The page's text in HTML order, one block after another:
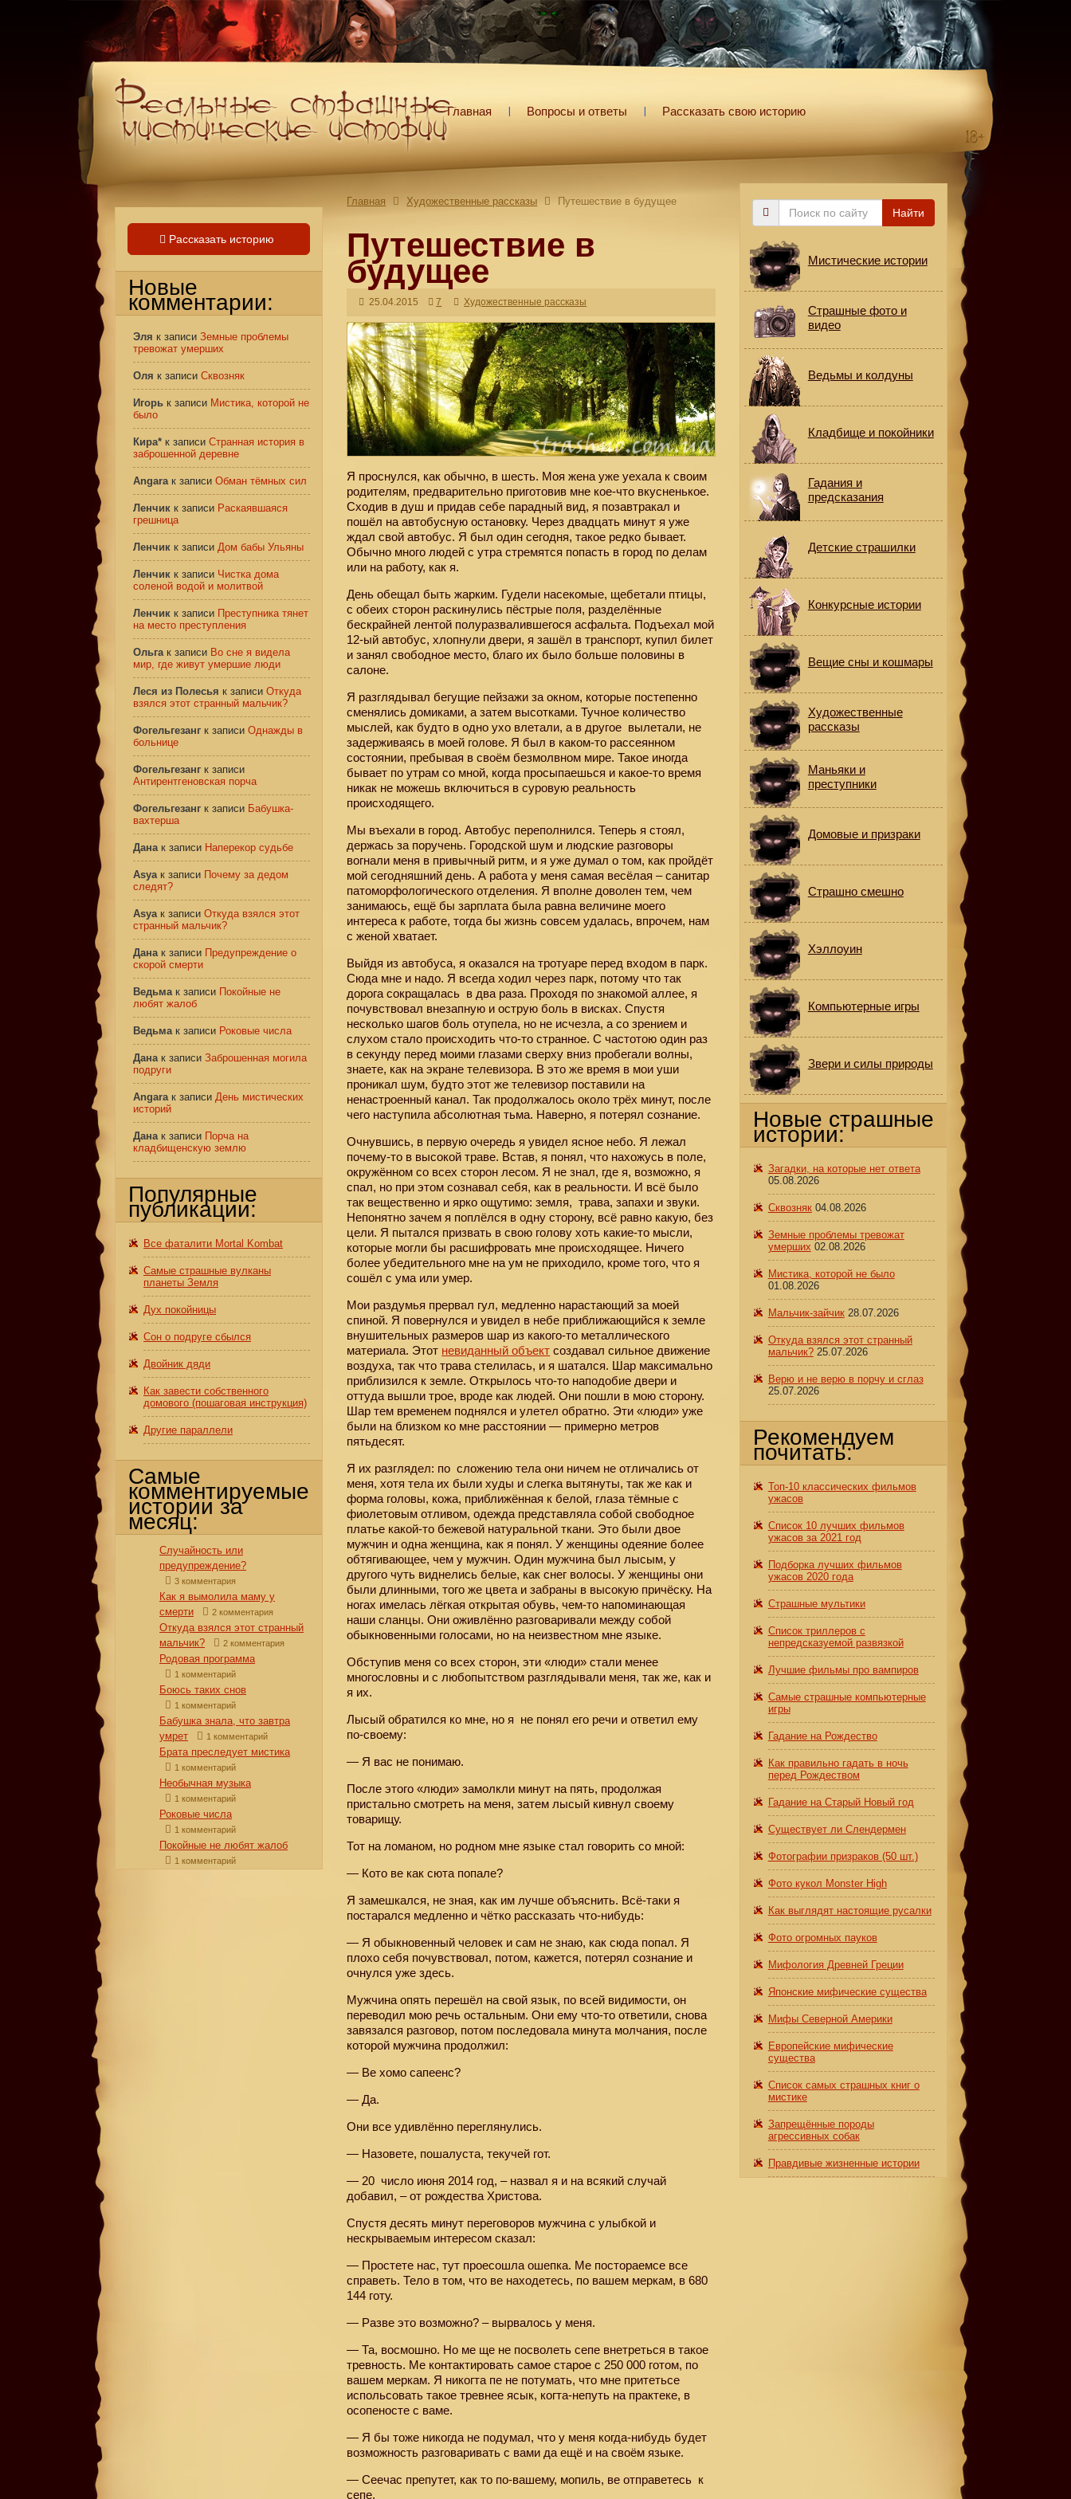
Главная Вопросы и ответы Рассказать свою историю
Главная Художественные рассказы Путешествие в будущее
Путешествие в
будущее
25.04.2015 7 Художественные рассказы
Я проснулся, как обычно, в шесть. Моя жена уже уехала к своим
родителям, предварительно приготовив мне кое-что вкусненькое.
Сходив в душ и придав себе парадный вид, я позавтракал и
пошёл на автобусную остановку. Через двадцать минут я уже
ждал свой автобус. Я был один сегодня, такое редко бывает.
Обычно много людей с утра стремятся попасть в город по делам
или на работу, как я.
День обещал быть жарким. Гудели насекомые, щебетали птицы,
с обеих сторон раскинулись пёстрые поля, разделённые
бескрайней лентой полуразвалившегося асфальта. Подъехал мой
12-ый автобус, хлопнули двери, я зашёл в транспорт, купил билет
и занял свободное место, благо их было больше половины в
салоне.
Я разглядывал бегущие пейзажи за окном, которые постепенно
сменялись домиками, а затем высотками. Тучное количество
мыслей, как будто в одно ухо влетали, а в другое вылетали, не
задерживаясь в моей голове. Я был в каком-то рассеянном
состоянии, пребывая в своём безмолвном мире. Такое иногда
бывает по утрам со мной, когда просыпаешься и какое-то время
никак не можешь включиться в суровую реальность
происходящего.
Мы въехали в город. Автобус переполнился. Теперь я стоял,
держась за поручень. Городской шум и людские разговоры
вогнали меня в привычный ритм, и я уже думал о том, как пройдёт
мой сегодняшний день. А работа у меня самая весёлая – санитар
патоморфологического отделения. Я вполне доволен тем, чем
занимаюсь, ещё бы зарплата была равна величине моего
интереса к работе, тогда бы жизнь совсем удалась, впрочем, нам
с женой хватает.
Выйдя из автобуса, я оказался на тротуаре перед входом в парк.
Сюда мне и надо. Я всегда ходил через парк, потому что так
дорога сокращалась в два раза. Проходя по знакомой аллее, я
почувствовал внезапную и острую боль в висках. Спустя
несколько шагов боль отупела, но не исчезла, а со зрением и
слухом стало происходить что-то странное. С частотою один раз
в секунду перед моими глазами сверху вниз пробегали волны,
знаете, как на экране телевизора. В это же время в мои уши
проникал шум, будто этот же телевизор поставили на
ненастроенный канал. Так продолжалось около трёх минут, после
чего наступила абсолютная тьма. Наверно, я потерял сознание.
Очнувшись, в первую очередь я увидел ясное небо. Я лежал
почему-то в высокой траве. Встав, я понял, что нахожусь в поле,
окружённом со всех сторон лесом. Я не знал, где я, возможно, я
спал, но при этом сознавал себя, как в реальности. И всё было
так вещественно и ярко ощутимо: земля, трава, запахи и звуки.
Непонятно зачем я поплёлся в одну сторону, всё равно какую, без
цели. Я пытался призвать в свою голову хоть какие-то мысли,
которые могли бы расшифровать мне происходящее. Ничего
более убедительного мне на ум не приходило, кроме того, что я
сошёл с ума или умер.
Мои раздумья прервал гул, медленно нарастающий за моей
спиной. Я повернулся и увидел в небе приближающийся к земле
внушительных размеров шар из какого-то металлического
материала. Этот невиданный объект создавал сильное движение
воздуха, так что трава стелилась, и я шатался. Шар максимально
приблизился к земле. Открылось что-то наподобие двери и
оттуда вышли трое, вроде как людей. Они пошли в мою сторону.
Шар тем временем поднялся и улетел обратно. Эти «люди» уже
были на близком ко мне расстоянии — примерно метров
пятьдесят.
Я их разглядел: по сложению тела они ничем не отличались от
меня, хотя тела их были худы и слегка вытянуты, так же как и
форма головы, кожа, приближённая к белой, глаза тёмные с
фиолетовым отливом, одежда представляла собой свободное
платье какой-то бежевой натуральной ткани. Это были двое
мужчин и одна женщина, как я понял. У женщины одеяние более
обтягивающее, чем у мужчин. Один мужчина был лысым, у
другого чуть виднелись белые, как снег волосы. У женщины они
были длинными, того же цвета и забраны в высокую причёску. На
ногах имелась лёгкая открытая обувь, чем-то напоминающая
наши сланцы. Они оживлённо разговаривали между собой
обыкновенными голосами, но на неизвестном мне языке.
Обступив меня со всех сторон, эти «люди» стали менее
многословны и с любопытством разглядывали меня, так же, как и
я их.
Лысый обратился ко мне, но я не понял его речи и ответил ему
по-своему:
— Я вас не понимаю.
После этого «люди» замолкли минут на пять, продолжая
пристально смотреть на меня, затем лысый кивнул своему
товарищу.
Тот на ломаном, но родном мне языке стал говорить со мной:
— Кото ве как сюта попале?
Я замешкался, не зная, как им лучше объяснить. Всё-таки я
постарался медленно и чётко рассказать что-нибудь:
— Я обыкновенный человек и сам не знаю, как сюда попал. Я
плохо себя почувствовал, потом, кажется, потерял сознание и
очнулся уже здесь.
Мужчина опять перешёл на свой язык, по всей видимости, он
переводил мою речь остальным. Они ему что-то ответили, снова
завязался разговор, потом последовала минута молчания, после
которой мужчина продолжил:
— Ве хомо сапеенс?
— Да.
Они все удивлённо переглянулись.
— Назовете, пошалуста, текучей гот.
— 20 число июня 2014 год, – назвал я и на всякий случай
добавил, – от рождества Христова.
Спустя десять минут переговоров мужчина с улыбкой и
нескрываемым интересом сказал:
— Простете нас, тут проесошла ошепка. Ме постораемсе все
справеть. Тело в том, что ве находетесь, по вашем меркам, в 680
144 готу.
— Разве это возможно? – вырвалось у меня.
— Та, восмошно. Но ме ще не посволеть сепе внетреться в такое
тревность. Ме контактировать самое старое с 250 000 готом, по
вашем меркам. Я никогта пе не потумать, что мне притетьсе
испольсовать такое тревнее ясык, когта-непуть на практеке, в
осопеносте с ваме.
— Я бы тоже никогда не подумал, что у меня когда-нибудь будет
возможность разговаривать с вами да ещё и на своём языке.
— Сеечас препутет, как то по-вашему, мопиль, ве отправетесь к
сепе.
Рассказать историю
Новые
комментарии:
Эля к записи Земные проблемы
тревожат умерших
Оля к записи Сквозняк
Игорь к записи Мистика, которой не
было
Кира* к записи Странная история в
заброшенной деревне
Angaraк записи Обман тёмных сил
Ленчик к записи Раскаявшаяся
грешница
Ленчик к записи Дом бабы Ульяны
Ленчик к записи Чистка дома
соленой водой и молитвой
Ленчик к записи Преступника тянет
на место преступления
Ольгак записи Во сне я видела
мир, где живут умершие люди
Леся из Полесья к записи Откуда
взялся этот странный мальчик?
Фогельгезанг к записи Однажды в
больнице
Фогельгезанг к записи
Антирентгеновская порча
Фогельгезанг к записи Бабушка-
вахтерша
Данак записи Наперекор судьбе
Asyaк записи Почему за дедом
следят?
Asyaк записи Откуда взялся этот
странный мальчик?
Данак записи Предупреждение о
скорой смерти
Ведьмак записи Покойные не
любят жалоб
Ведьмак записи Роковые числа
Данак записи Заброшенная могила
подруги
Angaraк записи День мистических
историй
Данак записи Порча на
кладбищенскую землю
Популярные
публикации:
Все фаталити Mortal Kombat
Самые страшные вулканы
планеты Земля
Дух покойницы
Сон о подруге сбылся
Двойник дяди
Как завести собственного
домового (пошаговая инструкция)
Другие параллели
Самые
комментируемые
истории за
месяц:
Случайность или
предупреждение?
3 комментария
Как я вымолила маму у
смерти
2 комментария
Откуда взялся этот странный
мальчик?
2 комментария
Родовая программа
1 комментарий
Боюсь таких снов
1 комментарий
Бабушка знала, что завтра
умрет
1 комментарий
Брата преследует мистика
1 комментарий
Необычная музыка
1 комментарий
Роковые числа
1 комментарий
Покойные не любят жалоб
1 комментарий
Поиск
Найти
Мистические истории
Страшные фото и
видео
Ведьмы и колдуны
Кладбище и покойники
Гадания и
предсказания
Детские страшилки
Конкурсные истории
Вещие сны и кошмары
Художественные
рассказы
Маньяки и
преступники
Домовые и призраки
Страшно смешно
Хэллоуин
Компьютерные игры
Звери и силы природы
Новые страшные
истории:
Загадки, на которые нет ответа
05.08.2026
Сквозняк 04.08.2026
Земные проблемы тревожат
умерших 02.08.2026
Мистика, которой не было
01.08.2026
Мальчик-зайчик 28.07.2026
Откуда взялся этот странный
мальчик? 25.07.2026
Верю и не верю в порчу и сглаз
25.07.2026
Рекомендуем
почитать:
Топ-10 классических фильмов
ужасов
Список 10 лучших фильмов
ужасов за 2021 год
Подборка лучших фильмов
ужасов 2020 года
Страшные мультики
Список триллеров с
непредсказуемой развязкой
Лучшие фильмы про вампиров
Самые страшные компьютерные
игры
Гадание на Рождество
Как правильно гадать в ночь
перед Рождеством
Гадание на Старый Новый год
Существует ли Слендермен
Фотографии призраков (50 шт.)
Фото кукол Monster High
Как выглядят настоящие русалки
Фото огромных пауков
Мифология Древней Греции
Японские мифические существа
Мифы Северной Америки
Европейские мифические
существа
Список самых страшных книг о
мистике
Запрещённые породы
агрессивных собак
Правдивые жизненные истории